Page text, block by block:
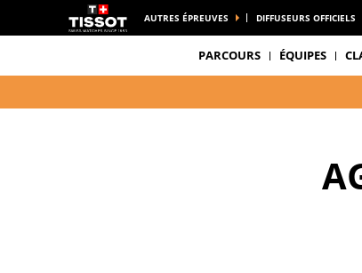
AUTRES ÉPREUVES DIFFUSEURS OFFICIELS
PARCOURS ÉQUIPES